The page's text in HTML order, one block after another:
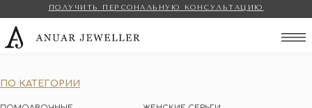
ПОЛУЧИТЬ ПЕРСОНАЛЬНУЮ КОНСУЛЬТАЦИЮ
ПО КАТЕГОРИИ